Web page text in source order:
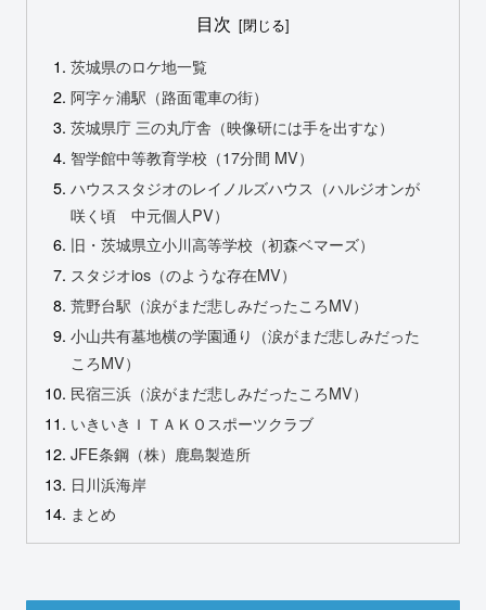
目次
茨城県のロケ地一覧
阿字ヶ浦駅（路面電車の街）
茨城県庁 三の丸庁舎（映像研には手を出すな）
智学館中等教育学校（17分間 MV）
ハウススタジオのレイノルズハウス（ハルジオンが
咲く頃 中元個人PV）
旧・茨城県立小川高等学校（初森ベマーズ）
スタジオios（のような存在MV）
荒野台駅（涙がまだ悲しみだったころMV）
小山共有墓地横の学園通り（涙がまだ悲しみだった
ころMV）
民宿三浜（涙がまだ悲しみだったころMV）
いきいきＩＴＡＫＯスポーツクラブ
JFE条鋼（株）鹿島製造所
日川浜海岸
まとめ